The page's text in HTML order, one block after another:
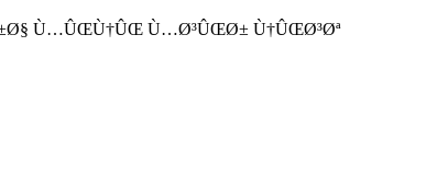
Ù…ÛŒÙ†ÛŒ Ù…Ø³ÛŒØ± Ù†ÛŒØ³Øª